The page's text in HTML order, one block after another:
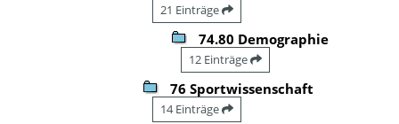
21 Einträge
74.80 Demographie
12 Einträge
76 Sportwissenschaft
14 Einträge